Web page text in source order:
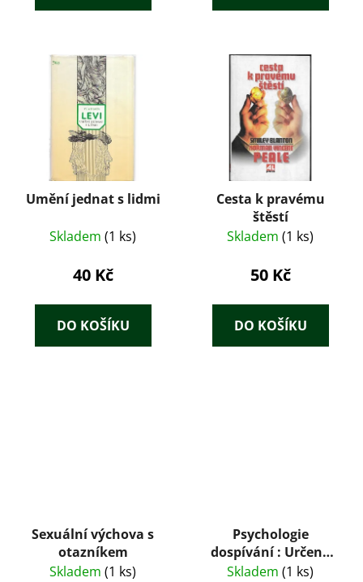
Umění jednat s lidmi
Skladem (1 ks)
40 Kč
DO KOŠÍKU
Cesta k pravému
štěstí
Skladem (1 ks)
50 Kč
DO KOŠÍKU
Sexuální výchova s
otazníkem
Skladem (1 ks)
Psychologie
dospívání : Určeno
pro pomaturitní
Skladem (1 ks)